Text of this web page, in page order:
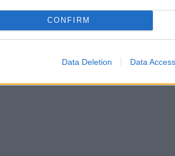
CONFIRM
Data Deletion Data Access